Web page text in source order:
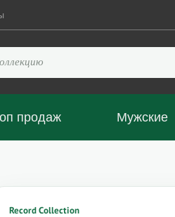
продаж Мужские
Record Collection